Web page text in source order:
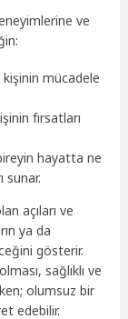
ve
kişinin mücadele
fırsatları
hayatta ne
sunar.
açıları ve
ya da
gösterir.
sağlıklı ve
olumsuz bir
edebilir.